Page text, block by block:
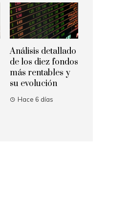
Análisis detallado
de los diez fondos
más rentables y
su evolución
Hace 6 días